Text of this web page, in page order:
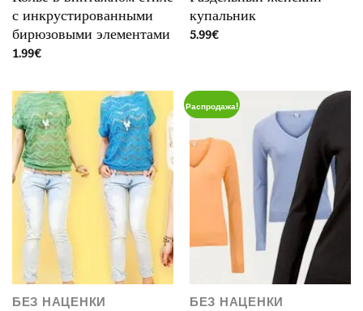
с инкрустированными
бирюзовыми элементами
1.99€
купальник
5.99€
БЕЗ НАЦЕНКИ
Распродажа!
БЕЗ НАЦЕНКИ